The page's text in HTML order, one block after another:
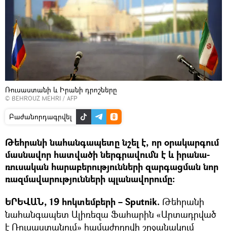
Ռուսաստանի և Իրանի դրոշները
© BEHROUZ MEHRI / AFP
Բաժանորդագրվել
Թեհրանի նահանգապետը նշել է, որ օրակարգում
մասնավոր հատվածի ներգրավումն է և իրանա-
ռուսական հարաբերությունների զարգացման նոր
ռազմավարությունների պլանավորումը։
ԵՐԵՎԱՆ, 19 հոկտեմբերի – Sputnik. Թեհրանի
նահանգապետ Ալիռեզա Ֆահարին «Արտադրված
է Ռուսաստանում» համաժողովի շրջանակում